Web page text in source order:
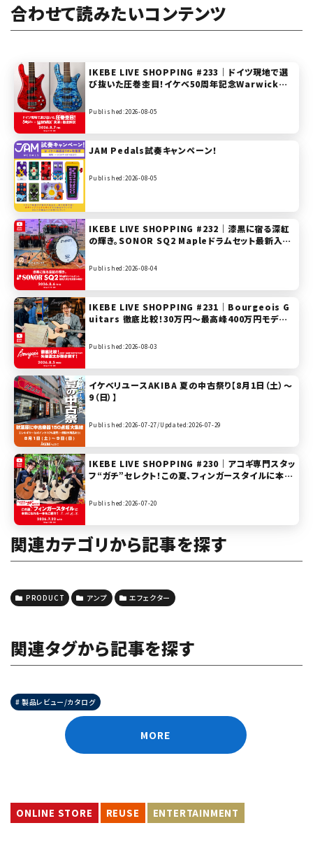
合わせて読みたいコンテンツ
IKEBE LIVE SHOPPING #233｜ドイツ現地で選
び抜いた圧巻杢目！イケベ50周年記念Warwick実
リボレ秋葉原】
Published:2026-08-05
JAM Pedals試奏キャンペーン！
Published:2026-08-05
IKEBE LIVE SHOPPING #232｜漆黒に宿る深紅
の輝き。SONOR SQ2 Mapleドラムセット最新入荷
ン渋谷】
Published:2026-08-04
IKEBE LIVE SHOPPING #231｜Bourgeois G
uitars 徹底比較！30万円〜最高峰400万円モデル
マンギターズ】
Published:2026-08-03
イケベリユースAKIBA 夏の中古祭り【8月1日（土）～
9（日）】
Published:2026-07-27/Updated:2026-07-29
IKEBE LIVE SHOPPING #230｜アコギ専門スタッ
フ“ガチ”セレクト！この夏、フィンガースタイルに本気
/ K.Yairi 【presented by ハートマンギターズ】
Published:2026-07-20
関連カテゴリから記事を探す
PRODUCT アンプ エフェクター
関連タグから記事を探す
製品レビュー/カタログ
MORE
ONLINE STORE REUSE ENTERTAINMENT